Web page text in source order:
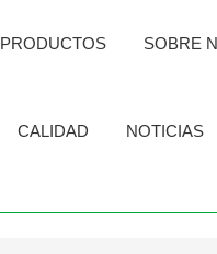
PRODUCTOS SOBRE
CALIDAD NOTICIAS